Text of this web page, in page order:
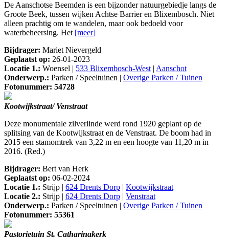
De Aanschotse Beemden is een bijzonder natuurgebiedje langs de
Groote Beek, tussen wijken Achtse Barrier en Blixembosch. Niet
alleen prachtig om te wandelen, maar ook bedoeld voor
waterbeheersing. Het [meer]
Bijdrager: Mariet Nievergeld
Geplaatst op: 26-01-2023
Locatie 1.: Woensel | 533 Blixembosch-West| Aanschot
Onderwerp.: Parken / Speeltuinen | Overige Parken / Tuinen
Fotonummer: 54728
Kootwijkstraat/ Venstraat
Deze monumentale zilverlinde werd rond 1920 geplant op de
splitsing van de Kootwijkstraat en de Venstraat. De boom had in
2015 een stamomtrek van 3,22 m en een hoogte van 11,20 m in
2016. (Red.)
Bijdrager: Bert van Herk
Geplaatst op: 06-02-2024
Locatie 1.: Strijp | 624 Drents Dorp | Kootwijkstraat
Locatie 2.: Strijp | 624 Drents Dorp | Venstraat
Onderwerp.: Parken / Speeltuinen | Overige Parken / Tuinen
Fotonummer: 55361
Pastorietuin St. Catharinakerk